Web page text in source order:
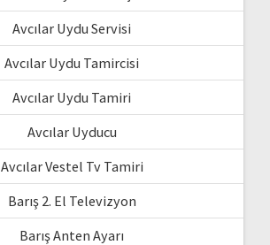
Avcılar Uydu Servisi
Avcılar Uydu Tamircisi
Avcılar Uydu Tamiri
Avcılar Uyducu
Avcılar Vestel Tv Tamiri
Barış 2. El Televizyon
Barış Anten Ayarı